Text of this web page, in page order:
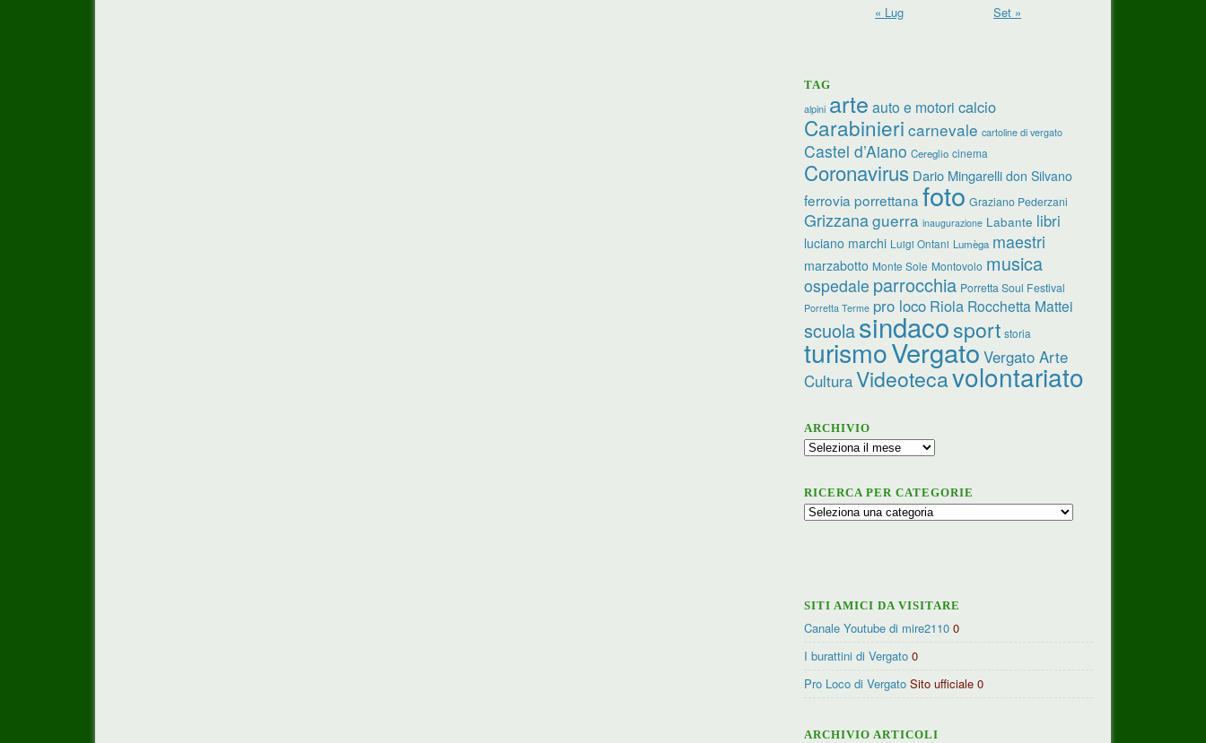
« Lug
Set »
TAG
alpini arte auto e motori calcio
Carabinieri carnevale cartoline di vergato
Castel d’Aiano Cereglio cinema
Coronavirus Dario Mingarelli don Silvano
ferrovia porrettana foto Graziano Pederzani
Grizzanaguerra inaugurazione Labante libri
luciano marchi Luigi Ontani Lumèga maestri
marzabotto Monte Sole Montovolo musica
ospedale parrocchia Porretta Soul Festival
Porretta Terme pro loco Riola Rocchetta Mattei
scuolasindacosport storia
turismoVergato Vergato Arte
CulturaVideotecavolontariato
ARCHIVIO
Archivio
RICERCA PER CATEGORIE
Ricerca
SITI AMICI DA VISITARE
Canale Youtube di mire2110 0
I burattini di Vergato 0
Pro Loco di Vergato Sito ufficiale 0
ARCHIVIO ARTICOLI